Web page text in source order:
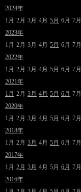
2024年
1月 2月 3月 4月 5月 6月 7月
2023年
1月 2月 3月 4月 5月 6月 7月
2022年
1月 2月 3月 4月 5月 6月 7月
2021年
1月 2月 3月 4月 5月 6月 7月
2020年
1月 2月 3月 4月 5月 6月 7月
2018年
1月 2月 3月 4月 5月 6月 7月
2017年
1月 2月 3月 4月 5月 6月 7月
2016年